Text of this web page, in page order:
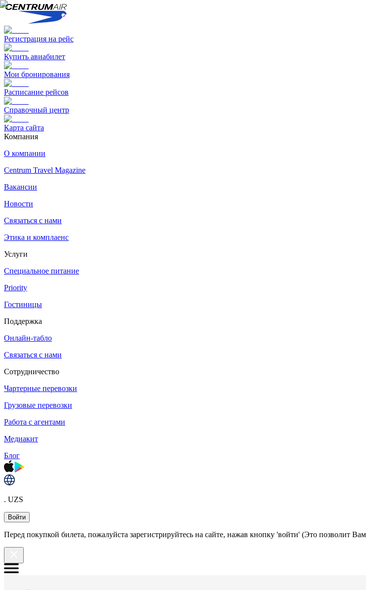
Регистрация на рейс
Купить авиабилет
Мои бронирования
Расписание рейсов
Справочный центр
Карта сайта
Компания
О компании
Centrum Travel Magazine
Вакансии
Новости
Связаться с нами
Этика и комплаенс
Услуги
Специальное питание
Priority
Гостиницы
Поддержка
Онлайн-табло
Связаться с нами
Сотрудничество
Чартерные перевозки
Грузовые перевозки
Работа с агентами
Медиакит
Блог
. UZS
Войти
Перед покупкой билета, пожалуйста зарегистрируйтесь на сайте, нажав кнопку 'войти' (Это позволит